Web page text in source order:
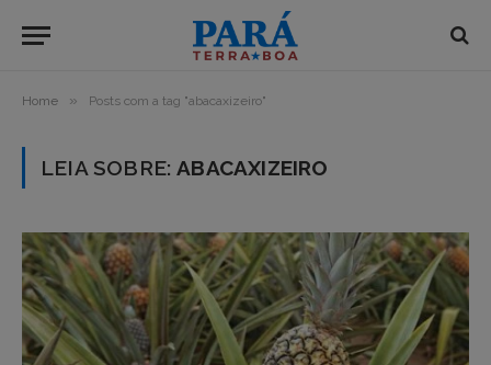
Home » Posts com a tag "abacaxizeiro"
LEIA SOBRE:ABACAXIZEIRO